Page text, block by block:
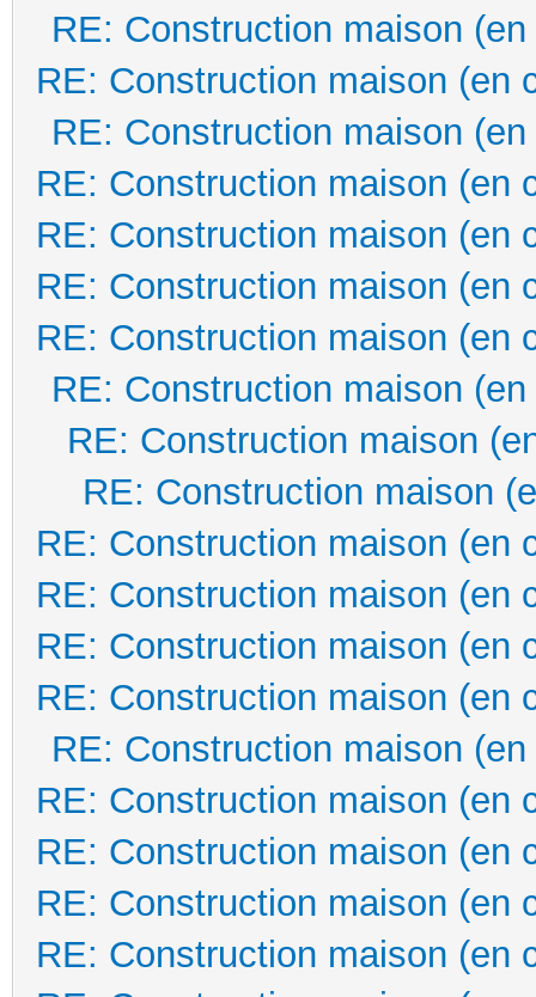
RE: Construction maison
RE: Construction maison (en
RE: Construction maison
RE: Construction maison (en
RE: Construction maison (en
RE: Construction maison (en
RE: Construction maison (en
RE: Construction maison
RE: Construction maison
RE: Construction maison
RE: Construction maison (en
RE: Construction maison (en
RE: Construction maison (en
RE: Construction maison (en
RE: Construction maison
RE: Construction maison (en
RE: Construction maison (en
RE: Construction maison (en
RE: Construction maison (en